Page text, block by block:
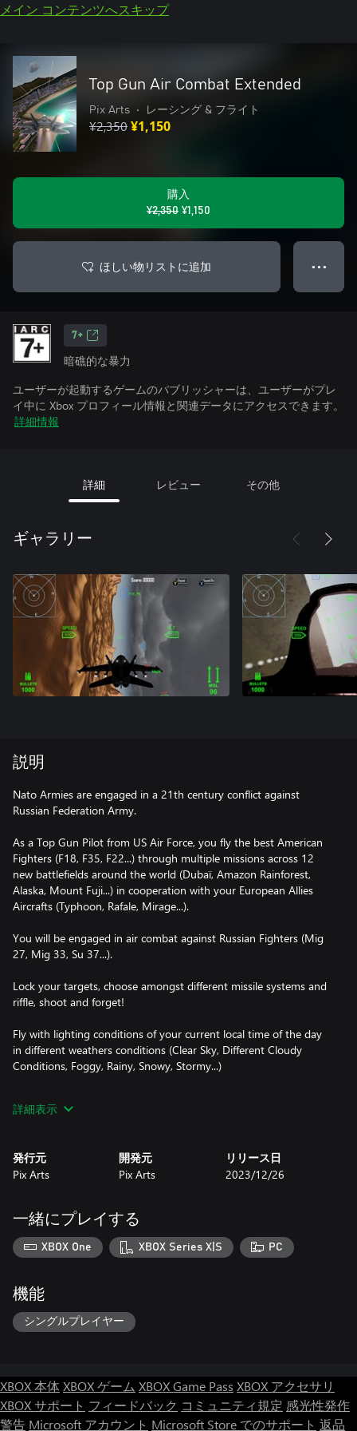
メイン コンテンツへスキップ
Top Gun Air Combat Extended
Pix Arts • レーシング & フライト
¥2,350¥1,150
購入
¥2,350 ¥1,150
ほしい物リストに追加 ● ● ●
7+
暗礁的な暴力
ユーザーが起動するゲームのパブリッシャーは、ユーザーがプレ
イ中に Xbox プロフィール情報と関連データにアクセスできます。
詳細情報
詳細 レビュー その他
ギャラリー
説明
Nato Armies are engaged in a 21th century conflict against
Russian Federation Army.
As a Top Gun Pilot from US Air Force, you fly the best American
Fighters (F18, F35, F22...) through multiple missions across 12
new battlefields around the world (Dubaï, Amazon Rainforest,
Alaska, Mount Fuji...) in cooperation with your European Allies
Aircrafts (Typhoon, Rafale, Mirage...).
You will be engaged in air combat against Russian Fighters (Mig
27, Mig 33, Su 37...).
Lock your targets, choose amongst different missile systems and
riffle, shoot and forget!
Fly with lighting conditions of your current local time of the day
in different weathers conditions (Clear Sky, Different Cloudy
Conditions, Foggy, Rainy, Snowy, Stormy...)
Series(TM) consoles and High-end PCs with High Resolution
Powered by a very realistic physic engine that makes the game
real sensations of modern air combat.
詳細表示
発行元
Pix Arts
開発元
Pix Arts
リリース日
2023/12/26
一緒にプレイする
XBOX One XBOX Series X|S PC
機能
シングルプレイヤー
XBOX 本体XBOX ゲーム XBOX Game Pass XBOX アクセサリ
XBOX サポート フィードバック コミュニティ規定 感光性発作
警告 Microsoft アカウント Microsoft Store でのサポート 返品